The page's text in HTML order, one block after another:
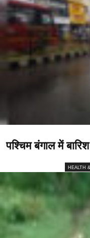
पश्चिम बंगाल में
HEALTH